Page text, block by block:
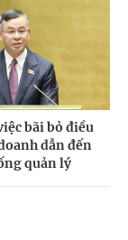
bãi bỏ điều
dẫn đến
quản lý